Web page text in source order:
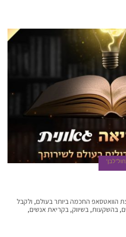
הוואטסאפ החכמה ביותר בעולם, ולקבל
בהשקעות, בשיווק, בקריאת אנשים,